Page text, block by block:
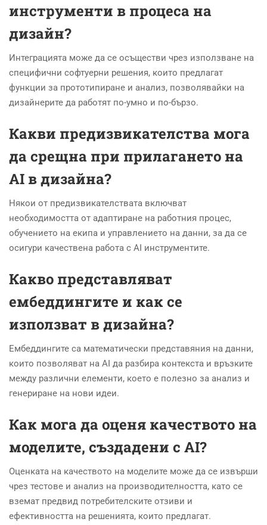
инструменти в процеса на
дизайн?
Интеграцията може да се осъществи чрез използване на
специфични софтуерни решения, които предлагат
функции за прототипиране и анализ, позволявайки на
дизайнерите да работят по-умно и по-бързо.
Какви предизвикателства мога
да срещна при прилагането на
AI в дизайна?
Някои от предизвикателствата включват
необходимостта от адаптиране на работния процес,
обучението на екипа и управлението на данни, за да се
осигури качествена работа с AI инструментите.
Какво представляват
ембеддингите и как се
използват в дизайна?
Ембеддингите са математически представяния на данни,
които позволяват на AI да разбира контекста и връзките
между различни елементи, което е полезно за анализ и
генериране на нови идеи.
Как мога да оценя качеството на
моделите, създадени с AI?
Оценката на качеството на моделите може да се извърши
чрез тестове и анализ на производителността, като се
вземат предвид потребителските отзиви и
ефективността на решенията, които предлагат.